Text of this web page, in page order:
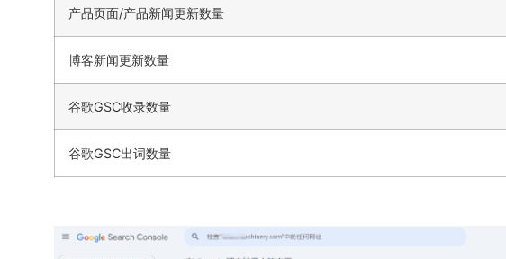
产品页面/产品新闻更新数量
博客新闻更新数量
谷歌GSC收录数量
谷歌GSC出词数量